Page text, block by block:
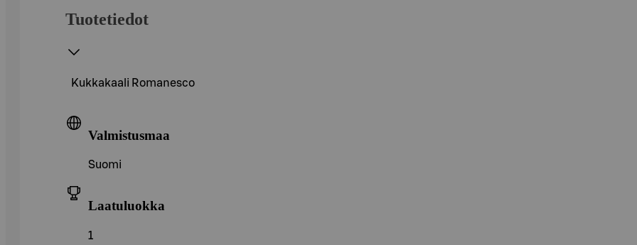
Tuotetiedot
Kukkakaali Romanesco
Valmistusmaa
Suomi
Laatuluokka
1